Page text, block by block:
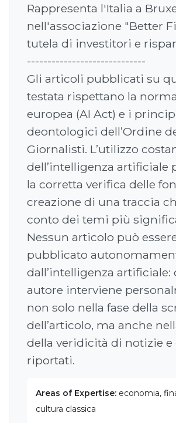
Rappresenta l'Italia a
nell'associazione "Better
tutela di investitori e
-----------------------------
Gli articoli pubblicati su
testata rispettano la
europea (AI Act) e i
deontologici dell’Ordine
Giornalisti. L’utilizzo
dell’intelligenza artificiale
la corretta verifica delle
creazione di una traccia
conto dei temi più
Nessun articolo può
pubblicato
dall’intelligenza artificiale:
autore interviene
non solo nella fase della
dell’articolo, ma anche
della veridicità di notizie e
riportati.
Areas of Expertise: economia,
cultura classica